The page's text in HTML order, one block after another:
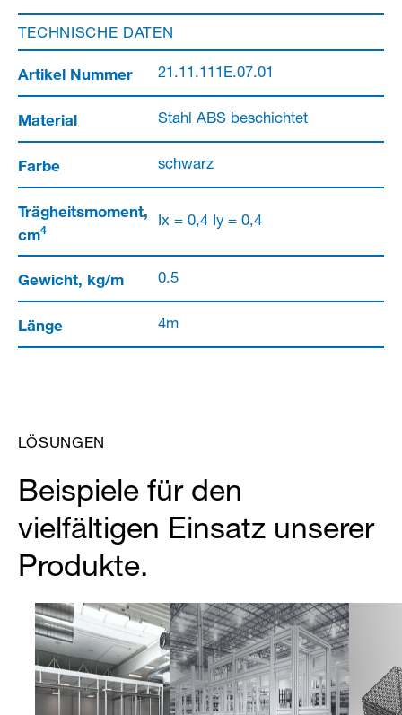
TECHNISCHE DATEN
Artikel Nummer 21.11.111E.07.01
Material Stahl ABS beschichtet
Farbe schwarz
Trägheitsmoment,
cm4 Ix = 0,4 Iy = 0,4
Gewicht, kg/m 0.5
Länge 4m
LÖSUNGEN
Beispiele für den
vielfältigen Einsatz unserer
Produkte.